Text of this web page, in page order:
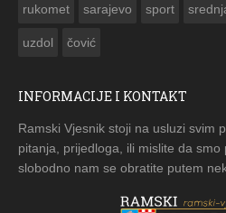
rukomet sarajevo sport
uzdol čović
INFORMACIJE I KONTAKT
Ramski Vjesnik stoji na usluzi svim
pitanja, prijedloga, ili mislite da smo
slobodno nam se obratite putem